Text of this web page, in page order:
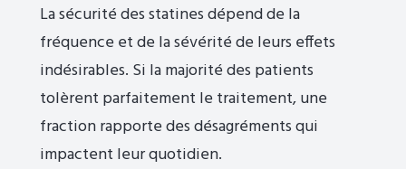
La sécurité des statines dépend de la
fréquence et de la sévérité de leurs effets
indésirables. Si la majorité des patients
tolèrent parfaitement le traitement, une
fraction rapporte des désagréments qui
impactent leur quotidien.